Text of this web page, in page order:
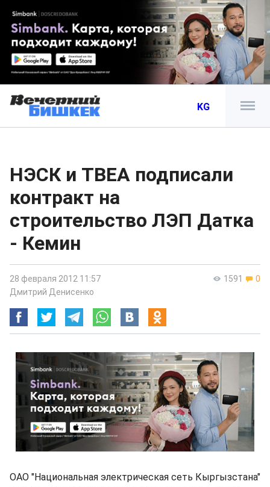
KG
НЭСК и TBEA подписали
контракт на
строительство ЛЭП Датка
- Кемин
1591 0
28 февраля 2012 11:57
Дмитрий Денисенко
ОАО "Национальная электрическая сеть Кыргызстана"